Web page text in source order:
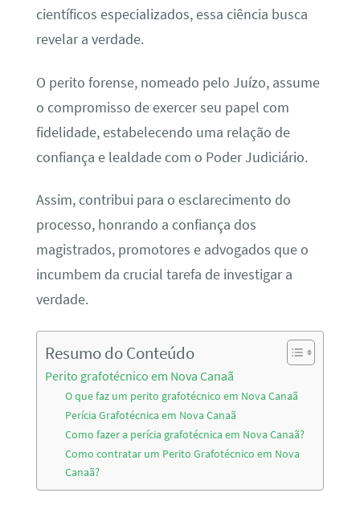
científicos especializados, essa ciência busca
revelar a verdade.
O perito forense, nomeado pelo Juízo, assume
o compromisso de exercer seu papel com
fidelidade, estabelecendo uma relação de
confiança e lealdade com o Poder Judiciário.
Assim, contribui para o esclarecimento do
processo, honrando a confiança dos
magistrados, promotores e advogados que o
incumbem da crucial tarefa de investigar a
verdade.
Resumo do Conteúdo
Perito grafotécnico em Nova Canaã
O que faz um perito grafotécnico em Nova Canaã
Perícia Grafotécnica em Nova Canaã
Como fazer a perícia grafotécnica em Nova Canaã?
Como contratar um Perito Grafotécnico em Nova
Canaã?